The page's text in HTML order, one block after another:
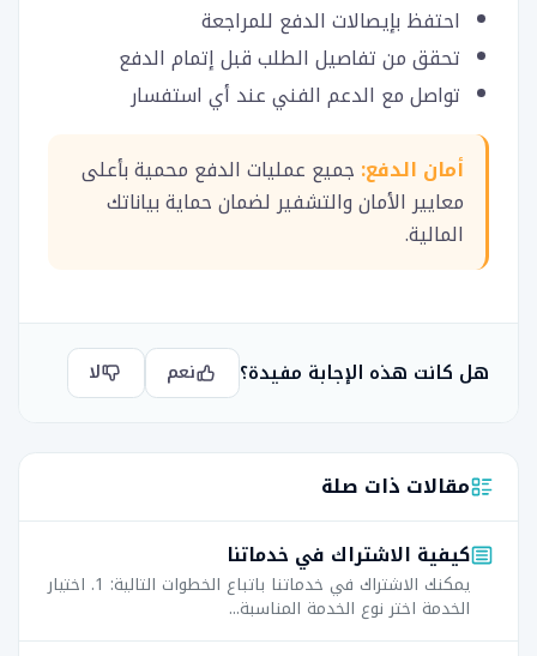
احتفظ بإيصالات الدفع للمراجعة
تحقق من تفاصيل الطلب قبل إتمام الدفع
تواصل مع الدعم الفني عند أي استفسار
أمان الدفع: جميع عمليات الدفع محمية بأعلى
معايير الأمان والتشفير لضمان حماية بياناتك
المالية.
هل كانت هذه الإجابة مفيدة؟ نعم لا
مقالات ذات صلة
كيفية الاشتراك في خدماتنا
يمكنك الاشتراك في خدماتنا باتباع الخطوات التالية: 1. اختيار
الخدمة اختر نوع الخدمة المناسبة...